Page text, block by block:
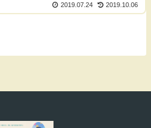
2019.07.24 2019.10.06